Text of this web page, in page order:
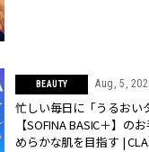
BEAUTY Aug, 5,
忙しい毎日に「うるおい
【SOFINA BASIC＋】の
めらかな肌を目指す |